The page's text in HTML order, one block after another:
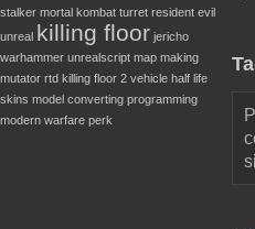
stalker mortal kombat turret resident evil
unreal killing floor jericho
warhammer unrealscript map making
mutator rtd killing floor 2 vehicle half life
skins model converting programming
modern warfare perk